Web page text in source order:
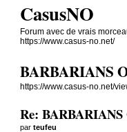
CasusNO
Forum avec de vrais
https://www.casus-no.net/
BARBARIANS
https://www.casus-no.net/
Re:
parteufeu